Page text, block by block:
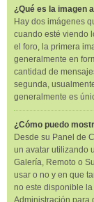
¿Qué es la imagen
Hay dos imágenes
cuando esté viendo
el foro, la primera
generalmente en
cantidad de
segunda,
generalmente es
¿Cómo puedo
Desde su Panel de
un avatar utilizando
Galería, Remoto o
usar o no y en que
no este disponible
Administración para